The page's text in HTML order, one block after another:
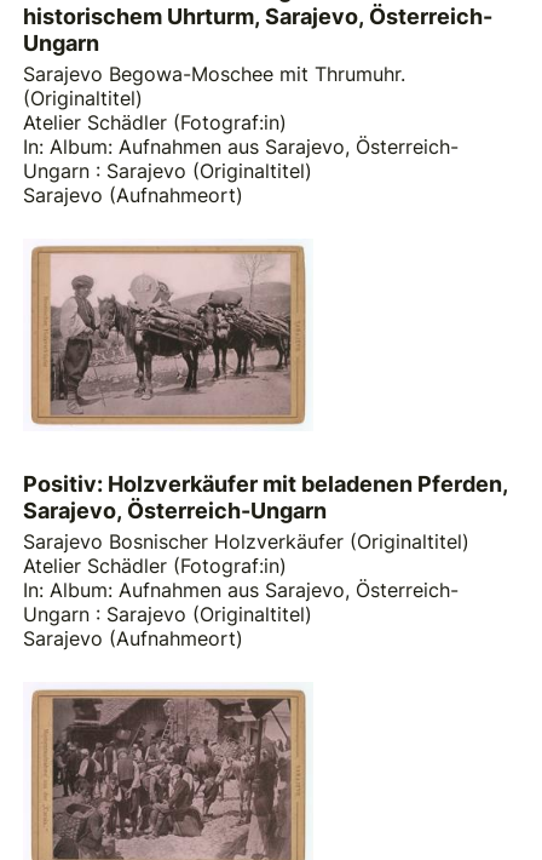
historischem Uhrturm, Sarajevo, Österreich-
Ungarn
Sarajevo Begowa-Moschee mit Thrumuhr.
(Originaltitel)
Atelier Schädler (Fotograf:in)
In: Album: Aufnahmen aus Sarajevo, Österreich-
Ungarn : Sarajevo (Originaltitel)
Sarajevo (Aufnahmeort)
Positiv: Holzverkäufer mit beladenen Pferden,
Sarajevo, Österreich-Ungarn
Sarajevo Bosnischer Holzverkäufer (Originaltitel)
Atelier Schädler (Fotograf:in)
In: Album: Aufnahmen aus Sarajevo, Österreich-
Ungarn : Sarajevo (Originaltitel)
Sarajevo (Aufnahmeort)